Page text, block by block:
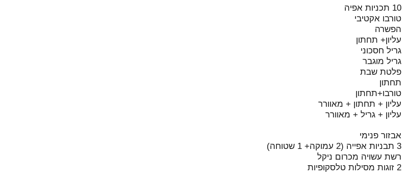
10 תכניות אפיה
טורבו אקטיבי
הפשרה
עליון+ תחתון
גריל חסכוני
גריל מוגבר
פלטת שבת
תחתון
טורבו+תחתון
​עליון + תחתון + מאוורר
עליון + גריל + מאוורר
אבזור פנימי
3 תבניות אפייה (2 עמוקה+ 1 שטוחה)
רשת עשויה מכרום ניקל
2 זוגות מסילות טלסקופיות